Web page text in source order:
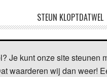
STEUN KLOPTDATWEL
Je kunt onze site steunen
waarderen wij dan weer!